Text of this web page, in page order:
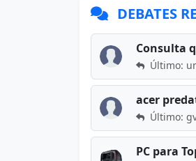
DEBATES
Consulta
Último:
acer
Último:
PC para